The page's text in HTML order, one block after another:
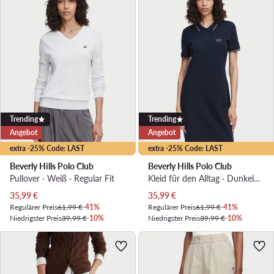
extra -25% Code: LAST
Trending
Angebot
Beverly Hills Polo Club
Pullover · Weiß · Regular Fit
Aktueller Preis
35,99€
Regulärer Preis61,99 €-41%
Niedrigster Preis39,99 €-10%
extra -25% Code: LAST
Trending
Angebot
Beverly Hills Polo Club
Kleid für den Alltag · Dunkelblau · Mini
Aktueller Preis
35,99€
Regulärer Preis61,99 €-41%
Niedrigster Preis39,99 €-10%